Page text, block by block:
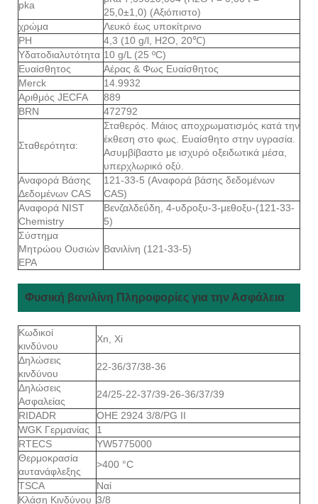
pka
25,0±1,0) (Αξιόπιστο)
χρώμα
Λευκό έως υποκίτρινο
PH
4,3 (10 g/l, H2O, 20℃)
Υδατοδιαλυτότητα 10 g/L (25 ºC)
Ευαίσθητος
Αέρας & Φως Ευαίσθητος
Merck
14.9932
Αριθμός JECFA
889
BRN
472792
Σταθερότητα:
Σταθερός. Μάιος αποχρωματισμός κατά την
έκθεση στο φως. Ευαίσθητο στην υγρασία.
Ασυμβίβαστο με ισχυρό οξειδωτικά μέσα,
υπερχλωρικό οξύ.
Αναφορά Βάσης
Δεδομένων CAS
121-33-5 (Αναφορά βάσης δεδομένων
CAS)
Αναφορά NIST
Chemistry
Βενζαλδεΰδη, 4-υδροξυ-3-μεθοξυ-(121-33-
5)
Σύστημα
Μητρώου Ουσιών
EPA
Βανιλίνη (121-33-5)
Φυσική βανιλίνη Πληροφορίες για την Ασφάλεια
Κωδικοί
κινδύνου
Xn, Xi
Δηλώσεις
κινδύνου
22-36/37/38-36
Δηλώσεις
Ασφαλείας
24/25-22-37/39-26-36/37/39
RIDADR
ΟΗΕ 2924 3/8/PG II
WGK Γερμανίας
1
RTECS
YW5775000
Θερμοκρασία
αυτανάφλεξης
>400 °C
TSCA
Ναί
Κλάση Κινδύνου 3/8